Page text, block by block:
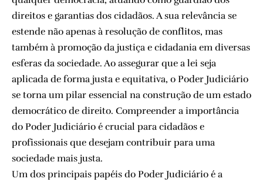
direitos e garantias dos cidadãos. A sua relevância se
estende não apenas à resolução de conflitos, mas
também à promoção da justiça e cidadania em diversas
esferas da sociedade. Ao assegurar que a lei seja
aplicada de forma justa e equitativa, o Poder Judiciário
se torna um pilar essencial na construção de um estado
democrático de direito. Compreender a importância
do Poder Judiciário é crucial para cidadãos e
profissionais que desejam contribuir para uma
sociedade mais justa.
Um dos principais papéis do Poder Judiciário é a